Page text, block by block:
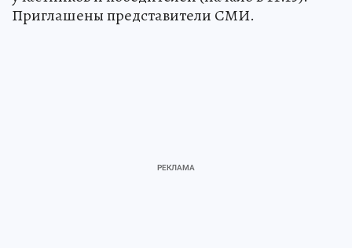
Приглашены представители СМИ.